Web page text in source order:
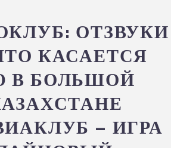
ОТЗВУКИ
КАСАЕТСЯ
В БОЛЬШОЙ
– ИГРА